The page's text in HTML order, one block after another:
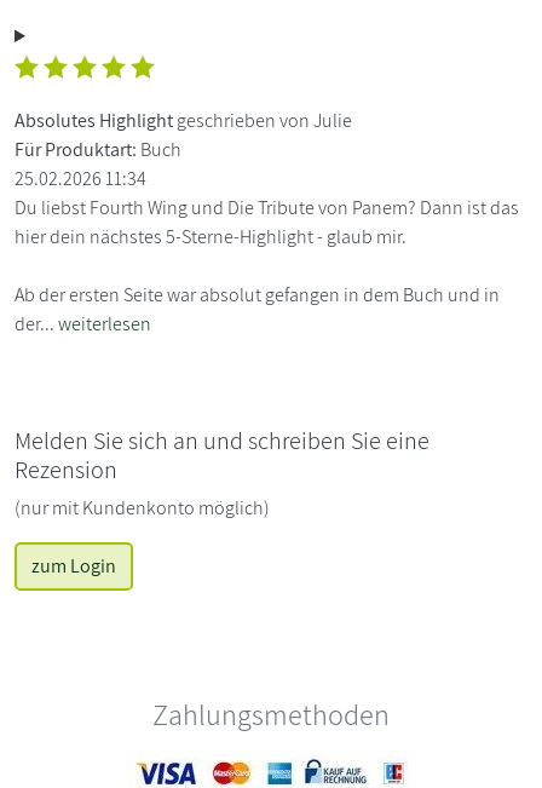
Absolutes Highlightgeschrieben von Julie
Für Produktart: Buch
25.02.2026 11:34
Du liebst Fourth Wing und Die Tribute von Panem? Dann ist das
hier dein nächstes 5-Sterne-Highlight - glaub mir.
Ab der ersten Seite war absolut gefangen in dem Buch und in
der...weiterlesen
Melden Sie sich an und schreiben Sie eine
Rezension
(nur mit Kundenkonto möglich)
zum Login
Zahlungsmethoden